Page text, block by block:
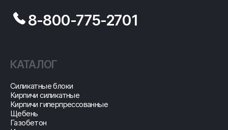
8-800-775-2701
КАТАЛОГ
Cиликатные блоки
Кирпичи силикатные
Кирпичи гиперпрессованные
Щебень
Газобетон